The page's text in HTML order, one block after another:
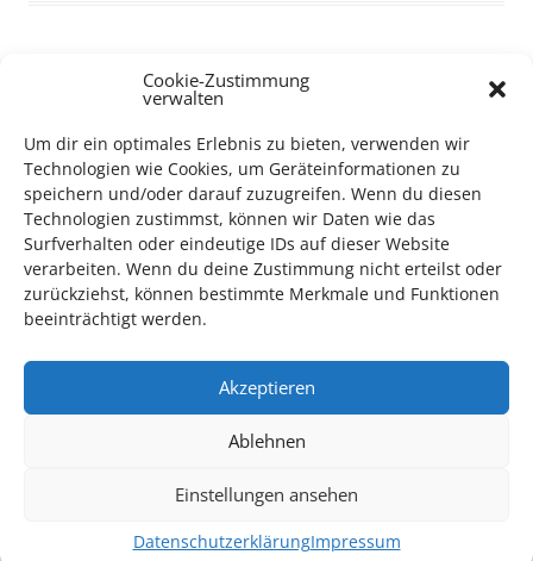
Cookie-Zustimmung
verwalten
Um dir ein optimales Erlebnis zu bieten, verwenden wir
Technologien wie Cookies, um Geräteinformationen zu
speichern und/oder darauf zuzugreifen. Wenn du diesen
Technologien zustimmst, können wir Daten wie das
Surfverhalten oder eindeutige IDs auf dieser Website
verarbeiten. Wenn du deine Zustimmung nicht erteilst oder
zurückziehst, können bestimmte Merkmale und Funktionen
beeinträchtigt werden.
Akzeptieren
Ablehnen
Einstellungen ansehen
DatenschutzerklärungImpressum
TECHNIK SUPPORT GESUCHT!
Das Kulturparkett freut sich stets überehrenamtliche
Mithilfe im Bereich Technik. Sie haben Interesse? Dann
melden Sie sich unterinfo@kulturparkett-rhein-neckar.de
*KULTURTIPP SOMMERPAUSE: FESTIVAL DES DEUTSCHEN FILMS*